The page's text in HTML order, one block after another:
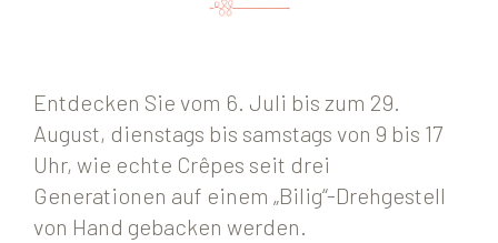
Entdecken Sie vom 6. Juli bis zum 29.
August, dienstags bis samstags von 9 bis 17
Uhr, wie echte Crêpes seit drei
Generationen auf einem „Bilig“-Drehgestell
von Hand gebacken werden.